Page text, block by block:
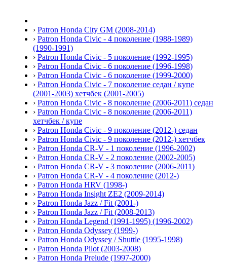
› Patron Honda City GM (2008-2014)
› Patron Honda Civic - 4 поколение (1988-1989)
(1990-1991)
› Patron Honda Civic - 5 поколение (1992-1995)
› Patron Honda Civic - 6 поколение (1996-1998)
› Patron Honda Civic - 6 поколение (1999-2000)
› Patron Honda Civic - 7 поколение седан / купе
(2001-2003) хетчбек (2001-2005)
› Patron Honda Civic - 8 поколение (2006-2011) седан
› Patron Honda Civic - 8 поколение (2006-2011)
хетчбек / купе
› Patron Honda Civic - 9 поколение (2012-) седан
› Patron Honda Civic - 9 поколение (2012-) хетчбек
› Patron Honda CR-V - 1 поколение (1996-2002)
› Patron Honda CR-V - 2 поколение (2002-2005)
› Patron Honda CR-V - 3 поколение (2006-2011)
› Patron Honda CR-V - 4 поколение (2012-)
› Patron Honda HRV (1998-)
› Patron Honda Insight ZE2 (2009-2014)
› Patron Honda Jazz / Fit (2001-)
› Patron Honda Jazz / Fit (2008-2013)
› Patron Honda Legend (1991-1995) (1996-2002)
› Patron Honda Odyssey (1999-)
› Patron Honda Odyssey / Shuttle (1995-1998)
› Patron Honda Pilot (2003-2008)
› Patron Honda Prelude (1997-2000)